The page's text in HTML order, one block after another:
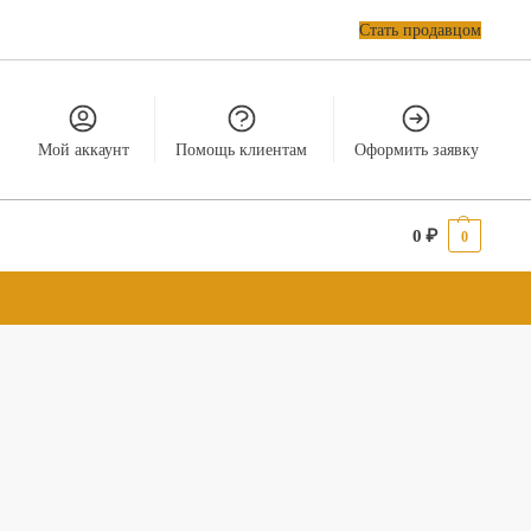
Стать продавцом
Мой аккаунт Помощь клиентам Оформить заявку
0₽ 0